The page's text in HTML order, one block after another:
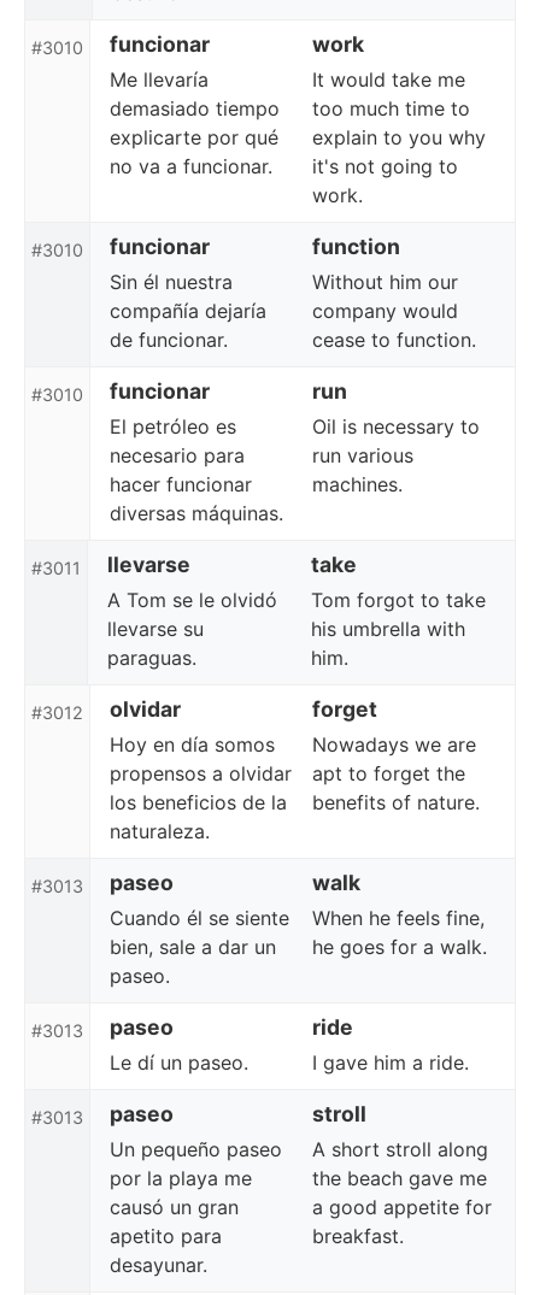
#3010 funcionar work
Me llevaría
demasiado tiempo
explicarte por qué
no va a funcionar.
It would take me
too much time to
explain to you why
it's not going to
work.
#3010 funcionar function
Sin él nuestra
compañía dejaría
de funcionar.
Without him our
company would
cease to function.
#3010 funcionar run
El petróleo es
necesario para
hacer funcionar
diversas máquinas.
Oil is necessary to
run various
machines.
#3011 llevarse take
A Tom se le olvidó
llevarse su
paraguas.
Tom forgot to take
his umbrella with
him.
#3012 olvidar forget
Hoy en día somos
propensos a olvidar
los beneficios de la
naturaleza.
Nowadays we are
apt to forget the
benefits of nature.
#3013 paseo walk
Cuando él se siente
bien, sale a dar un
paseo.
When he feels fine,
he goes for a walk.
#3013 paseo ride
Le dí un paseo. I gave him a ride.
#3013 paseo stroll
Un pequeño paseo
por la playa me
causó un gran
apetito para
desayunar.
A short stroll along
the beach gave me
a good appetite for
breakfast.